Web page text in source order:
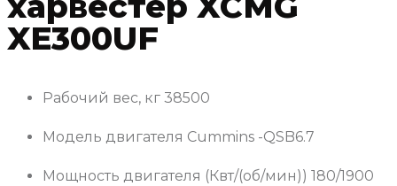
XE300UF
Рабочий вес, кг 38500
Модель двигателя Cummins -QSB6.7
Мощность двигателя (Квт/(об/мин)) 180/1900